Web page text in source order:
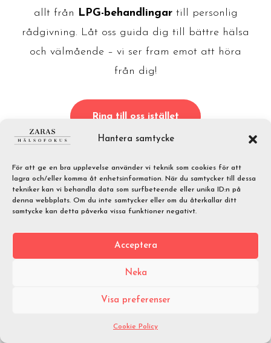
Hantera samtycke
För att ge en bra upplevelse använder vi teknik som cookies för att
lagra och/eller komma åt enhetsinformation. När du samtycker till dessa
tekniker kan vi behandla data som surfbeteende eller unika ID:n på
denna webbplats. Om du inte samtycker eller om du återkallar ditt
samtycke kan detta påverka vissa funktioner negativt.
Acceptera
Neka
Visa preferenser
Cookie Policy
allt från
LPG-behandlingartill personlig
rådgivning. Låt oss guida dig till bättre hälsa
och välmående – vi ser fram emot att höra
från dig!
Ring till oss istället